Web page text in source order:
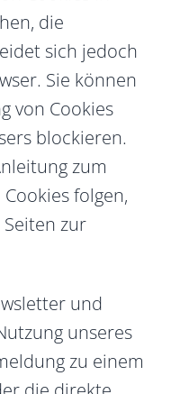
die
sich jedoch
Sie können
von Cookies
blockieren.
zum
folgen,
zur
und
unseres
zu einem